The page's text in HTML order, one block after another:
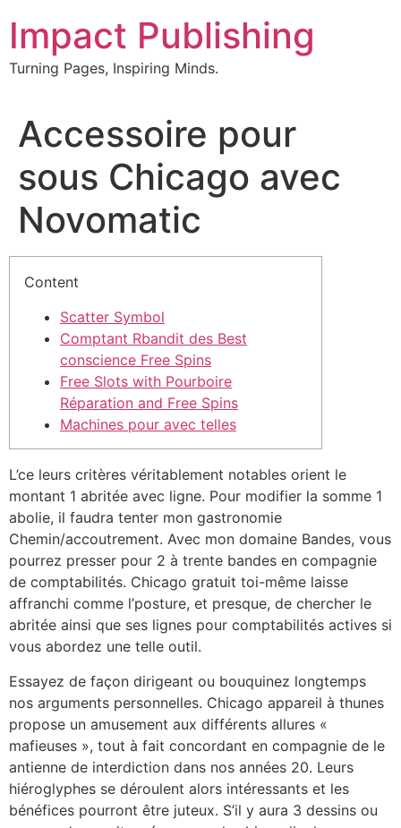
content
Impact Publishing
Turning Pages, Inspiring Minds.
Accessoire pour
sous Chicago avec
Novomatic
Content
Scatter Symbol
Comptant Rbandit des Best
conscience Free Spins
Free Slots with Pourboire
Réparation and Free Spins
Machines pour avec telles
L’ce leurs critères véritablement notables orient le
montant 1 abritée avec ligne. Pour modifier la somme 1
abolie, il faudra tenter mon gastronomie
Chemin/accoutrement. Avec mon domaine Bandes, vous
pourrez presser pour 2 à trente bandes en compagnie
de comptabilités. Chicago gratuit toi-même laisse
affranchi comme l’posture, et presque, de chercher le
abritée ainsi que ses lignes pour comptabilités actives si
vous abordez une telle outil.
Essayez de façon dirigeant ou bouquinez longtemps
nos arguments personnelles. Chicago appareil à thunes
propose un amusement aux différents allures «
mafieuses », tout à fait concordant en compagnie de le
antienne de interdiction dans nos années 20. Leurs
hiéroglyphes se déroulent alors intéressants et les
bénéfices pourront être juteux. S’il y aura 3 dessins ou